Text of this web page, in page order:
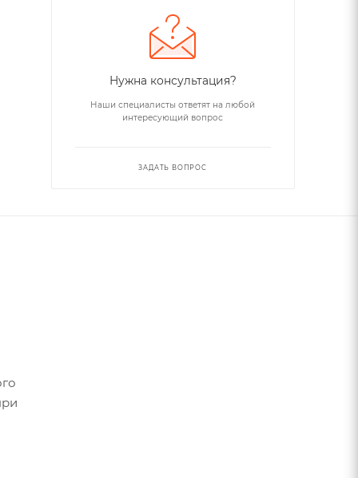
Нужна консультация?
Наши специалисты ответят на любой
интересующий вопрос
ЗАДАТЬ ВОПРОС